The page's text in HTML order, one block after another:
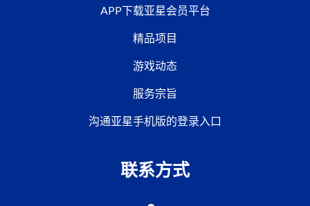
APP下载亚星会员平台
精品项目
游戏动态
服务宗旨
沟通亚星手机版的登录入口
联系方式